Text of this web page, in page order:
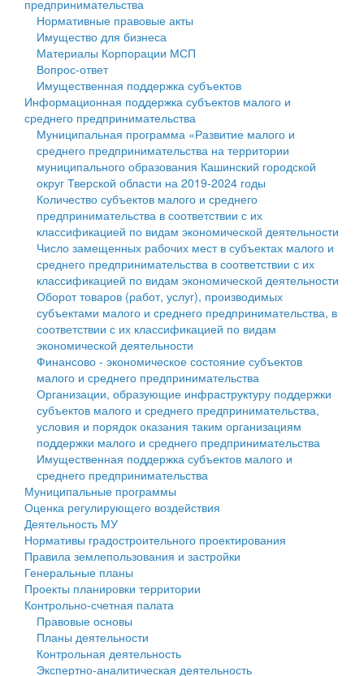
Государственные услуги
Промышленность и АПК
Экономика и бизнес
...
Символика
Устав
Гостям округа
Туризм
Культура
Образование
Здравоохранение
Социальная защита
Фотоальбом
муниципального округа Тверской области
Администрация Кашинского муниципального округа
Тверской области
Управление сельскими территориями
Открытые данные
Работа с обращениями граждан
Муниципальный контроль
Муниципальные услуги
Проекты административных регламентов
Антимонопольный комплаенс
Противодействие коррупции
Финансовое управление
Бюджет для граждан
Имущество
Выявление правообладателей ранее учтенных
объектов недвижимости
Имущественная поддержка субъектов малого и
среднего предпринимательства
Информационная поддержка субъектов малого и
среднего предпринимательства
Муниципальные программы
Контрольно-счетная палата
Персональные данные
Оценка регулирующего воздействия
Деятельность МУ
Нормативы градостроительного проектирования
Правила землепользования и застройки
Генеральные планы
Проекты планировки территории
Собрание депутатов
Городское поселение
предпринимательства
Нормативные правовые акты
Имущество для бизнеса
Материалы Корпорации МСП
Вопрос-ответ
Имущественная поддержка субъектов
Информационная поддержка субъектов малого и
среднего предпринимательства
Муниципальная программа «Развитие малого и
среднего предпринимательства на территории
муниципального образования Кашинский городской
округ Тверской области на 2019-2024 годы
Количество субъектов малого и среднего
предпринимательства в соответствии с их
классификацией по видам экономической деятельности
Число замещенных рабочих мест в субъектах малого и
среднего предпринимательства в соответствии с их
классификацией по видам экономической деятельности
Оборот товаров (работ, услуг), производимых
субъектами малого и среднего предпринимательства, в
соответствии с их классификацией по видам
экономической деятельности
Финансово - экономическое состояние субъектов
малого и среднего предпринимательства
Организации, образующие инфраструктуру поддержки
субъектов малого и среднего предпринимательства,
условия и порядок оказания таким организациям
поддержки малого и среднего предпринимательства
Имущественная поддержка субъектов малого и
среднего предпринимательства
Муниципальные программы
Оценка регулирующего воздействия
Деятельность МУ
Нормативы градостроительного проектирования
Правила землепользования и застройки
Генеральные планы
Проекты планировки территории
Контрольно-счетная палата
Правовые основы
Планы деятельности
Контрольная деятельность
Экспертно-аналитическая деятельность